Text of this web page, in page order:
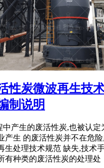
性炭微波再生技
制说明
中产生的废活性炭,也被认
产生 的废活性炭并不在危
生处理技术规范 缺失,技术
有种类的废活性炭的处理处